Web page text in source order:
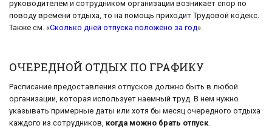
руководителем и сотрудником организации возникает спор по
поводу времени отдыха, то на помощь приходит Трудовой кодекс.
Также см. «Сколько дней отпуска положено за год».
ОЧЕРЕДНОЙ ОТДЫХ ПО ГРАФИКУ
Расписание предоставления отпусков должно быть в любой
организации, которая использует наемный труд. В нем нужно
указывать примерные даты или хотя бы месяц очередного отдыха
каждого из сотрудников, когда можно брать отпуск.